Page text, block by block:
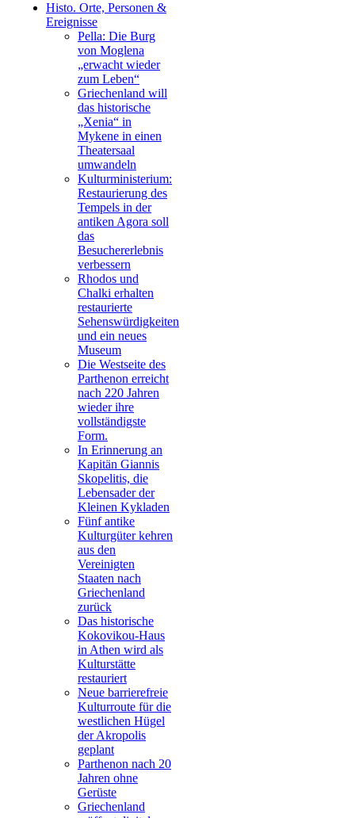
Histo. Orte, Personen &
Ereignisse
Pella: Die Burg
von Moglena
„erwacht wieder
zum Leben“
Griechenland will
das historische
„Xenia“ in
Mykene in einen
Theatersaal
umwandeln
Kulturministerium:
Restaurierung des
Tempels in der
antiken Agora soll
das
Besuchererlebnis
verbessern
Rhodos und
Chalki erhalten
restaurierte
Sehenswürdigkeiten
und ein neues
Museum
Die Westseite des
Parthenon erreicht
nach 220 Jahren
wieder ihre
vollständigste
Form.
In Erinnerung an
Kapitän Giannis
Skopelitis, die
Lebensader der
Kleinen Kykladen
Fünf antike
Kulturgüter kehren
aus den
Vereinigten
Staaten nach
Griechenland
zurück
Das historische
Kokovikou-Haus
in Athen wird als
Kulturstätte
restauriert
Neue barrierefreie
Kulturroute für die
westlichen Hügel
der Akropolis
geplant
Parthenon nach 20
Jahren ohne
Gerüste
Griechenland